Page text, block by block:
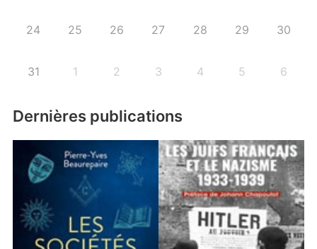
24 25 26 27 28 29 30
31 1 2 3 4 5 6
Dernières publications